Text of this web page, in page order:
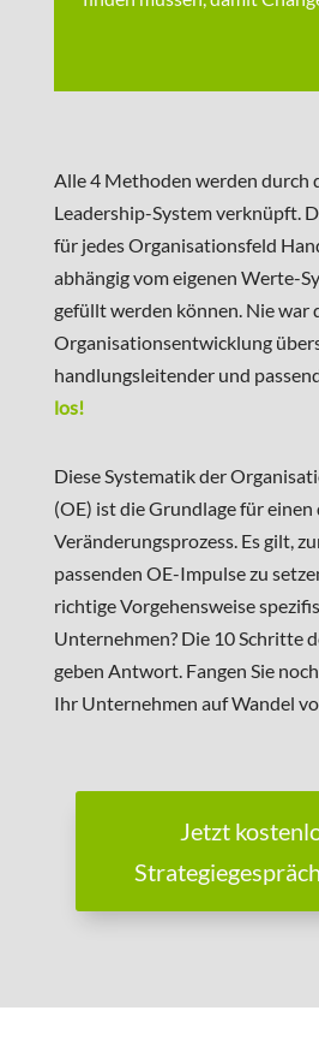
Alle 4 Methoden werden durch
Leadership-System verknüpft.
für jedes Organisationsfeld
abhängig vom eigenen Werte-
gefüllt werden können. Nie war
Organisationsentwicklung
handlungsleitender und
los!
Diese Systematik der
(OE) ist die Grundlage für einen
Veränderungsprozess. Es gilt,
passenden OE-Impulse zu
richtige Vorgehensweise
Unternehmen? Die 10 Schritte
geben Antwort. Fangen Sie
Ihr Unternehmen auf Wandel
Jetzt